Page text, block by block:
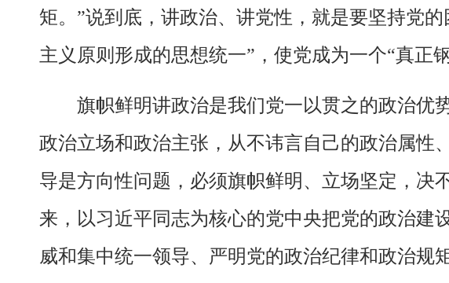
矩。”说到底，讲政治、讲党性，就是要坚持党
主义原则形成的思想统一”，使党成为一个“真正
旗帜鲜明讲政治是我们党一以贯之的政治优
政治立场和政治主张，从不讳言自己的政治属性
导是方向性问题，必须旗帜鲜明、立场坚定，决
来，以习近平同志为核心的党中央把党的政治建
威和集中统一领导、严明党的政治纪律和政治规